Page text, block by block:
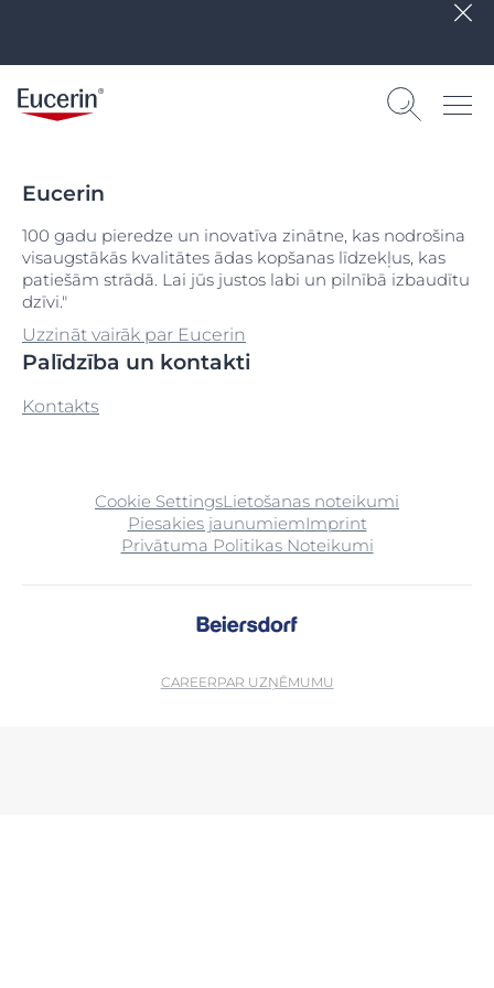
Eucerin
100 gadu pieredze un inovatīva zinātne, kas nodrošina
visaugstākās kvalitātes ādas kopšanas līdzekļus, kas
patiešām strādā. Lai jūs justos labi un pilnībā izbaudītu
dzīvi."
Uzzināt vairāk par Eucerin
Palīdzība un kontakti
Kontakts
Cookie SettingsLietošanas noteikumi
Piesakies jaunumiemImprint
Privātuma Politikas Noteikumi
CAREERPAR UZŅĒMUMU